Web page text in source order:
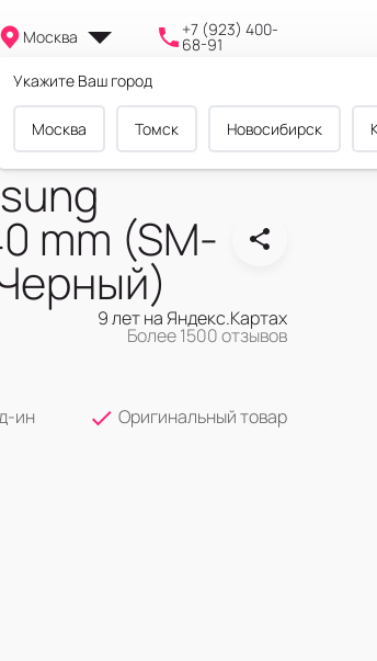
Москва
Укажите Ваш город
Москва Томск Новосибирск
+7 (923) 400-
68-91
0
Cравнение Корзина
mm (SM-
9 лет на Яндекс.Картах
Более 1500 отзывов
ин
Оригинальный товар